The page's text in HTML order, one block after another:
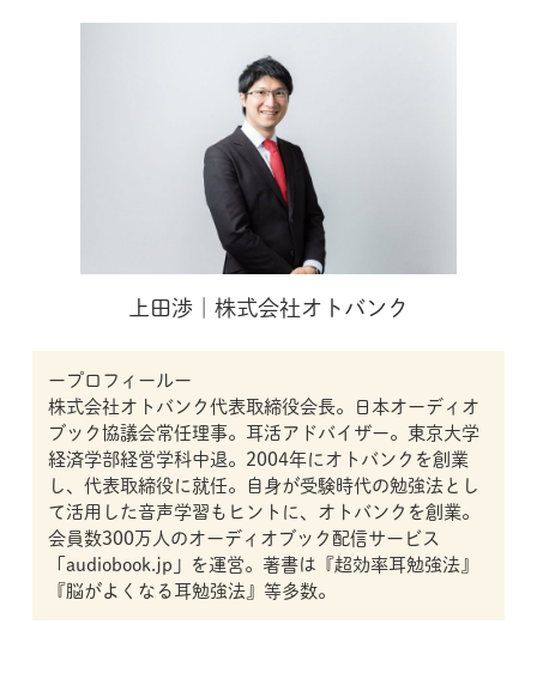
上田渉｜株式会社オトバンク
ープロフィールー
株式会社オトバンク代表取締役会長。日本オーディオ
ブック協議会常任理事。耳活アドバイザー。東京大学
経済学部経営学科中退。2004年にオトバンクを創業
し、代表取締役に就任。自身が受験時代の勉強法とし
て活用した音声学習もヒントに、オトバンクを創業。
会員数300万人のオーディオブック配信サービス
「audiobook.jp」を運営。著書は『超効率耳勉強法』
『脳がよくなる耳勉強法』等多数。